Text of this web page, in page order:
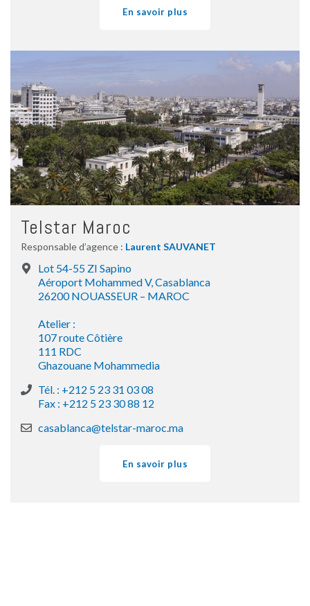
En savoir plus
Telstar Maroc
Responsable d’agence : Laurent SAUVANET
Lot 54-55 ZI Sapino
Aéroport Mohammed V, Casablanca
26200 NOUASSEUR – MAROC
Atelier :
107 route Côtière
111 RDC
Ghazouane Mohammedia
Tél. : +212 5 23 31 03 08
Fax : +212 5 23 30 88 12
casablanca@telstar-maroc.ma
En savoir plus